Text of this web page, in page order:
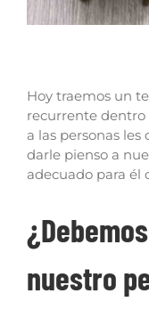
Hoy traemos un
recurrente
a las personas les
darle pienso a
adecuado para él
nuestro